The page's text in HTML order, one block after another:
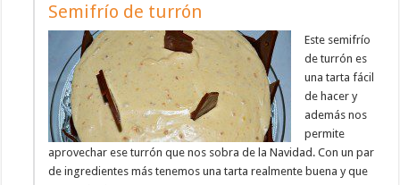
Semifrío de turrón
Este semifrío
de turrón es
una tarta fácil
de hacer y
además nos
permite
aprovechar ese turrón que nos sobra de la Navidad. Con un par
de ingredientes más tenemos una tarta realmente buena y que